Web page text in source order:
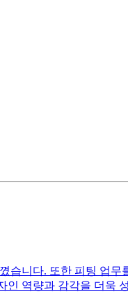
니다. 또한 피팅 업
역량과 감각을 더욱